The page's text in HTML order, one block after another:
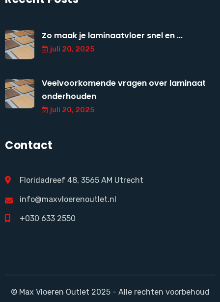
Zo maak je laminaatvloer snel en ...
juli 20, 2025
Veelvoorkomende vragen over laminaat
onderhouden
juli 20, 2025
Contact
Floridadreef 48, 3565 AM Utrecht
info@maxvloerenoutlet.nl
+030 633 2550
© Max Vloeren Outlet 2025 - Alle rechten voorbehoud